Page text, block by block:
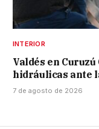
INTERIOR
Valdés en
hidráulicas ante
7 de agosto de 2026